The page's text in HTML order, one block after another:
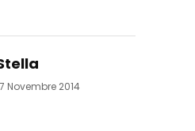
Novembre 2014